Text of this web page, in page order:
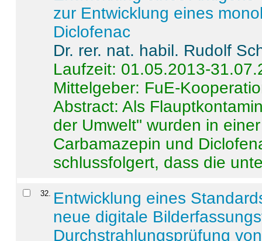
zur Entwicklung eines
Diclofenac
Dr. rer. nat. habil. Rudolf
Laufzeit: 01.05.2013-
Mittelgeber: FuE-
Abstract:Als
der Umwelt" wurden in
Carbamazepin und
schlussfolgert, dass die
32. Entwicklung eines
neue digitale
Durchstrahlungsprüfung